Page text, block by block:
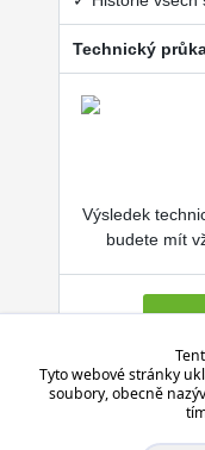
Technický
Výsledek
budete mít
Aplikace
Tyto webové stránky
soubory, obecně